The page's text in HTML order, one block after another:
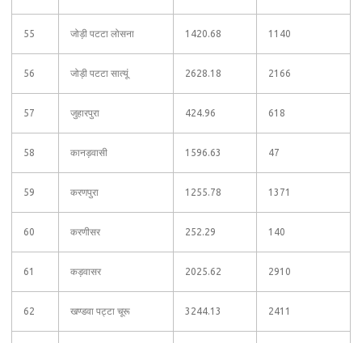
55 जोड़ी पटटा लोसना 1420.68 1140
56 जोड़ी पटटा सात्यूं 2628.18 2166
57 जुहारपुरा 424.96 618
58 कानड़वासी 1596.63 47
59 करणपुरा 1255.78 1371
60 करणीसर 252.29 140
61 कड़वासर 2025.62 2910
62 खण्डवा पट्टा चूरू 3244.13 2411